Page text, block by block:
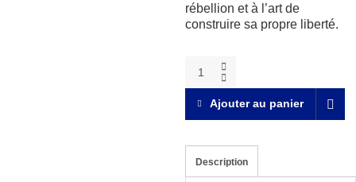
rébellion et à l’art de
construire sa propre liberté.
platine
à
dîner
quantity
Ajouter au panier
Description